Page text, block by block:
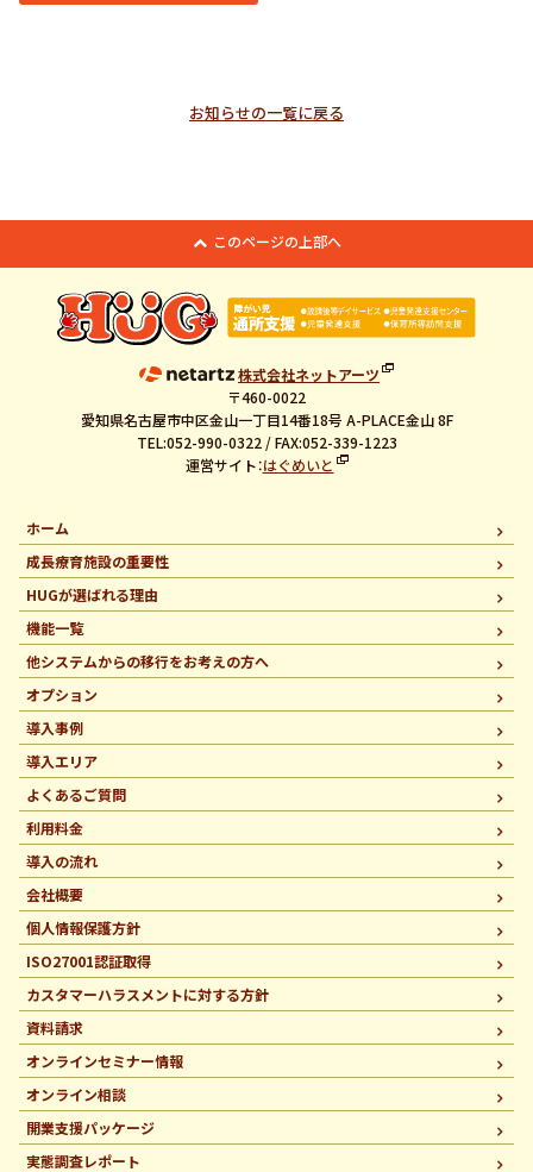
お知らせの一覧に戻る
このページの上部へ
株式会社ネットアーツ
〒460-0022
愛知県名古屋市中区金山一丁目14番18号 A-PLACE金山 8F
TEL:052-990-0322 / FAX:052-339-1223
運営サイト：はぐめいと
ホーム
成長療育施設の重要性
HUGが選ばれる理由
機能一覧
他システムからの移行をお考えの方へ
オプション
導入事例
導入エリア
よくあるご質問
利用料金
導入の流れ
会社概要
個人情報保護方針
ISO27001認証取得
カスタマーハラスメントに対する方針
資料請求
オンラインセミナー情報
オンライン相談
開業支援パッケージ
実態調査レポート